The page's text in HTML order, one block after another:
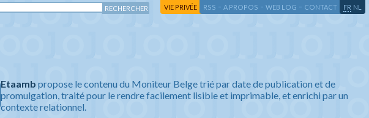
VIE PRIVÉE RSS - A PROPOS - WEB LOG - CONTACT FR NL
Etaamb propose le contenu du Moniteur Belge trié par date de publication et de
promulgation, traité pour le rendre facilement lisible et imprimable, et enrichi par un
contexte relationnel.